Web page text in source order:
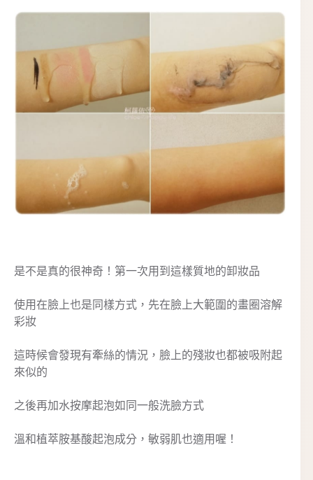
是不是真的很神奇！第一次用到這樣質地的卸妝品
使用在臉上也是同樣方式，先在臉上大範圍的畫圈溶解
彩妝
這時候會發現有牽絲的情況，臉上的殘妝也都被吸附起
來似的
之後再加水按摩起泡如同一般洗臉方式
溫和植萃胺基酸起泡成分，敏弱肌也適用喔！